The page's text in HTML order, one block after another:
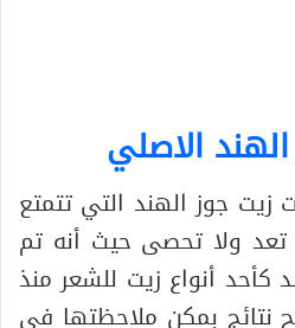
الاصلي
زيت جوز الهند التي تتمتع
تعد ولا تحصى حيث أنه تم
كأحد أنواع زيت للشعر منذ
نتائج بمكن ملاحظتها في